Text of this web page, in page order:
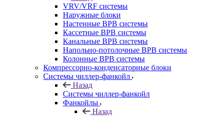
VRV/VRF системы
Наружные блоки
Настенные ВРВ системы
Кассетные ВРВ системы
Канальные ВРВ системы
Напольно-потолочные ВРВ системы
Колонные ВРВ системы
Компрессорно-конденсаторные блоки
Системы чиллер-фанкойл
Назад
Системы чиллер-фанкойл
Фанкойлы
Назад